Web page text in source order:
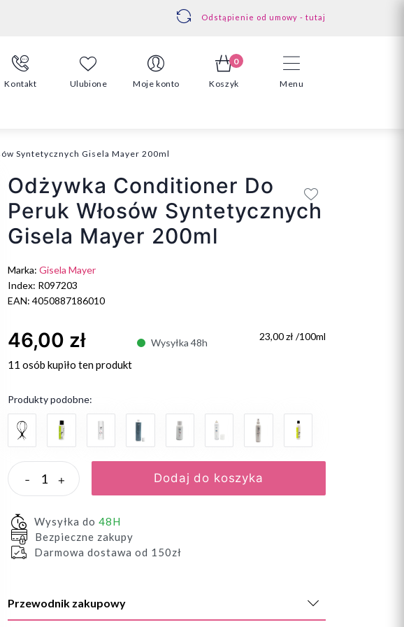
Odstąpienie od umowy - tutaj
Menu
Kontakt Ulubione Moje konto
0
Koszyk
Syntetycznych Gisela Mayer 200ml
Odżywka Conditioner Do
Peruk Włosów Syntetycznych
Gisela Mayer 200ml
Marka: Gisela Mayer
Index: R097203
EAN: 4050887186010
46,00 zł Wysyłka 48h
23,00 zł /100ml
11 osób kupiło ten produkt
Produkty podobne:
- + Dodaj do koszyka
Wysyłka do 48H
Bezpieczne zakupy
Darmowa dostawa od 150zł
Przewodnik zakupowy